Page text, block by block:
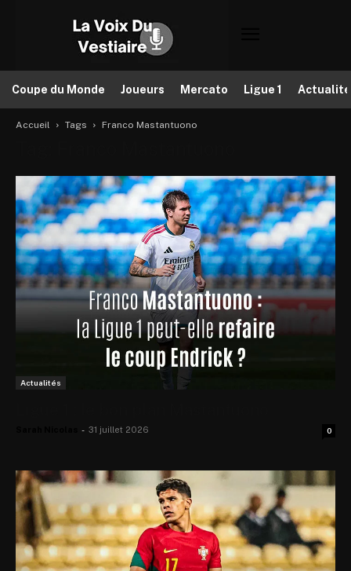
Coupe du Monde Joueurs Mercato Ligue 1
Accueil Tags Franco Mastantuono
Actualités
- 31 juillet 2026 0